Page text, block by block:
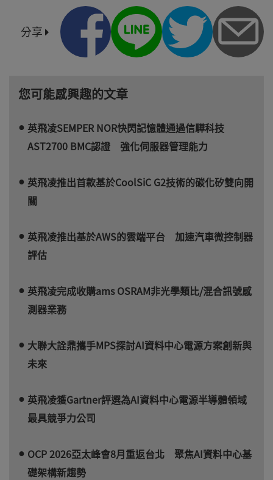
分享
您可能感興趣的文章
英飛凌SEMPER NOR快閃記憶體通過信驊科技
AST2700 BMC認證 強化伺服器管理能力
英飛凌推出首款基於CoolSiC G2技術的碳化矽雙向開
關
英飛凌推出基於AWS的雲端平台 加速汽車微控制器
評估
英飛凌完成收購ams OSRAM非光學類比/混合訊號感
測器業務
大聯大詮鼎攜手MPS探討AI資料中心電源方案創新與
未來
英飛凌獲Gartner評選為AI資料中心電源半導體領域
最具競爭力公司
OCP 2026亞太峰會8月重返台北 聚焦AI資料中心基
礎架構新趨勢